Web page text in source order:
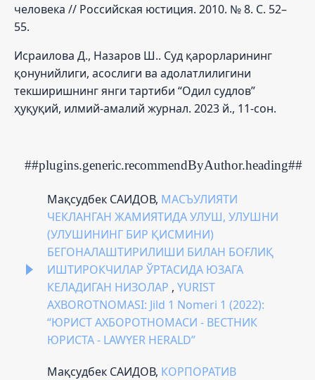
человека // Российская юстиция. 2010. № 8. С. 52–
55.
Исраилова Д., Назаров Ш.. Суд қарорларининг
қонунийлиги, асослиги ва адолатлилигини
текширишнинг янги тартиби “Одил судлов”
ҳуқуқий, илмий-амалий журнал. 2023 й., 11-сон.
##plugins.generic.recommendByAuthor.heading##
Мақсудбек САИДОВ, МАСЪУЛИЯТИ
ЧЕКЛАНГАН ЖАМИЯТИДА УЛУШ, УЛУШНИ
(УЛУШИНИНГ БИР ҚИСМИНИ)
БЕГОНАЛАШТИРИЛИШИ БИЛАН БОҒЛИҚ
ИШТИРОКЧИЛАР ЎРТАСИДА ЮЗАГА
КЕЛАДИГАН НИЗОЛАР , YURIST
AXBOROTNOMASI: Jild 1 Nomeri 1 (2022):
“ЮРИСТ АХБОРОТНОМАСИ - ВЕСТНИК
ЮРИСТА - LAWYER HERALD”
Мақсудбек САИДОВ, КОРПОРАТИВ